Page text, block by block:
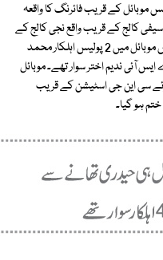
کے قریب فائرنگ کا واقعہ
کالج کے قریب واقع نجی کالج کے
سامنے کھڑے ہونے کے لیے نکلی تھی اور پولیس موبائل میں 2 پولیس اہلکار محمد
ایس آئی ندیم اختر سوار تھے۔ موبائل
سی این جی اسٹیشن کے قریب
ہو گیا۔